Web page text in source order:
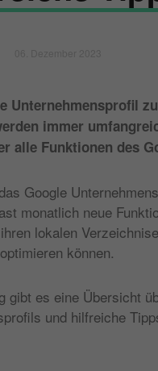
Unternehmensprofil
immer
alle Funktionen des
Google
monatlich neue
lokalen
können.
gibt es eine Übersicht
und hilfreiche